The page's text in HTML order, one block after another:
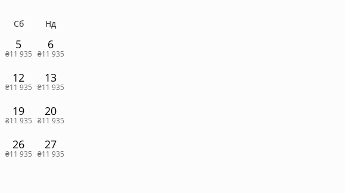
Сб Нд
5
₴11 935
6
₴11 935
12
₴11 935
13
₴11 935
19
₴11 935
20
₴11 935
26
₴11 935
27
₴11 935